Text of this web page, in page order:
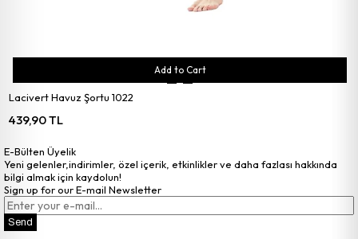
Lacivert Havuz Şortu 1022
439,90 TL
Add to Cart
E-Bülten Üyelik
Yeni gelenler,indirimler, özel içerik, etkinlikler ve daha fazlası hakkında
bilgi almak için kaydolun!
Sign up for our E-mail Newsletter
Send